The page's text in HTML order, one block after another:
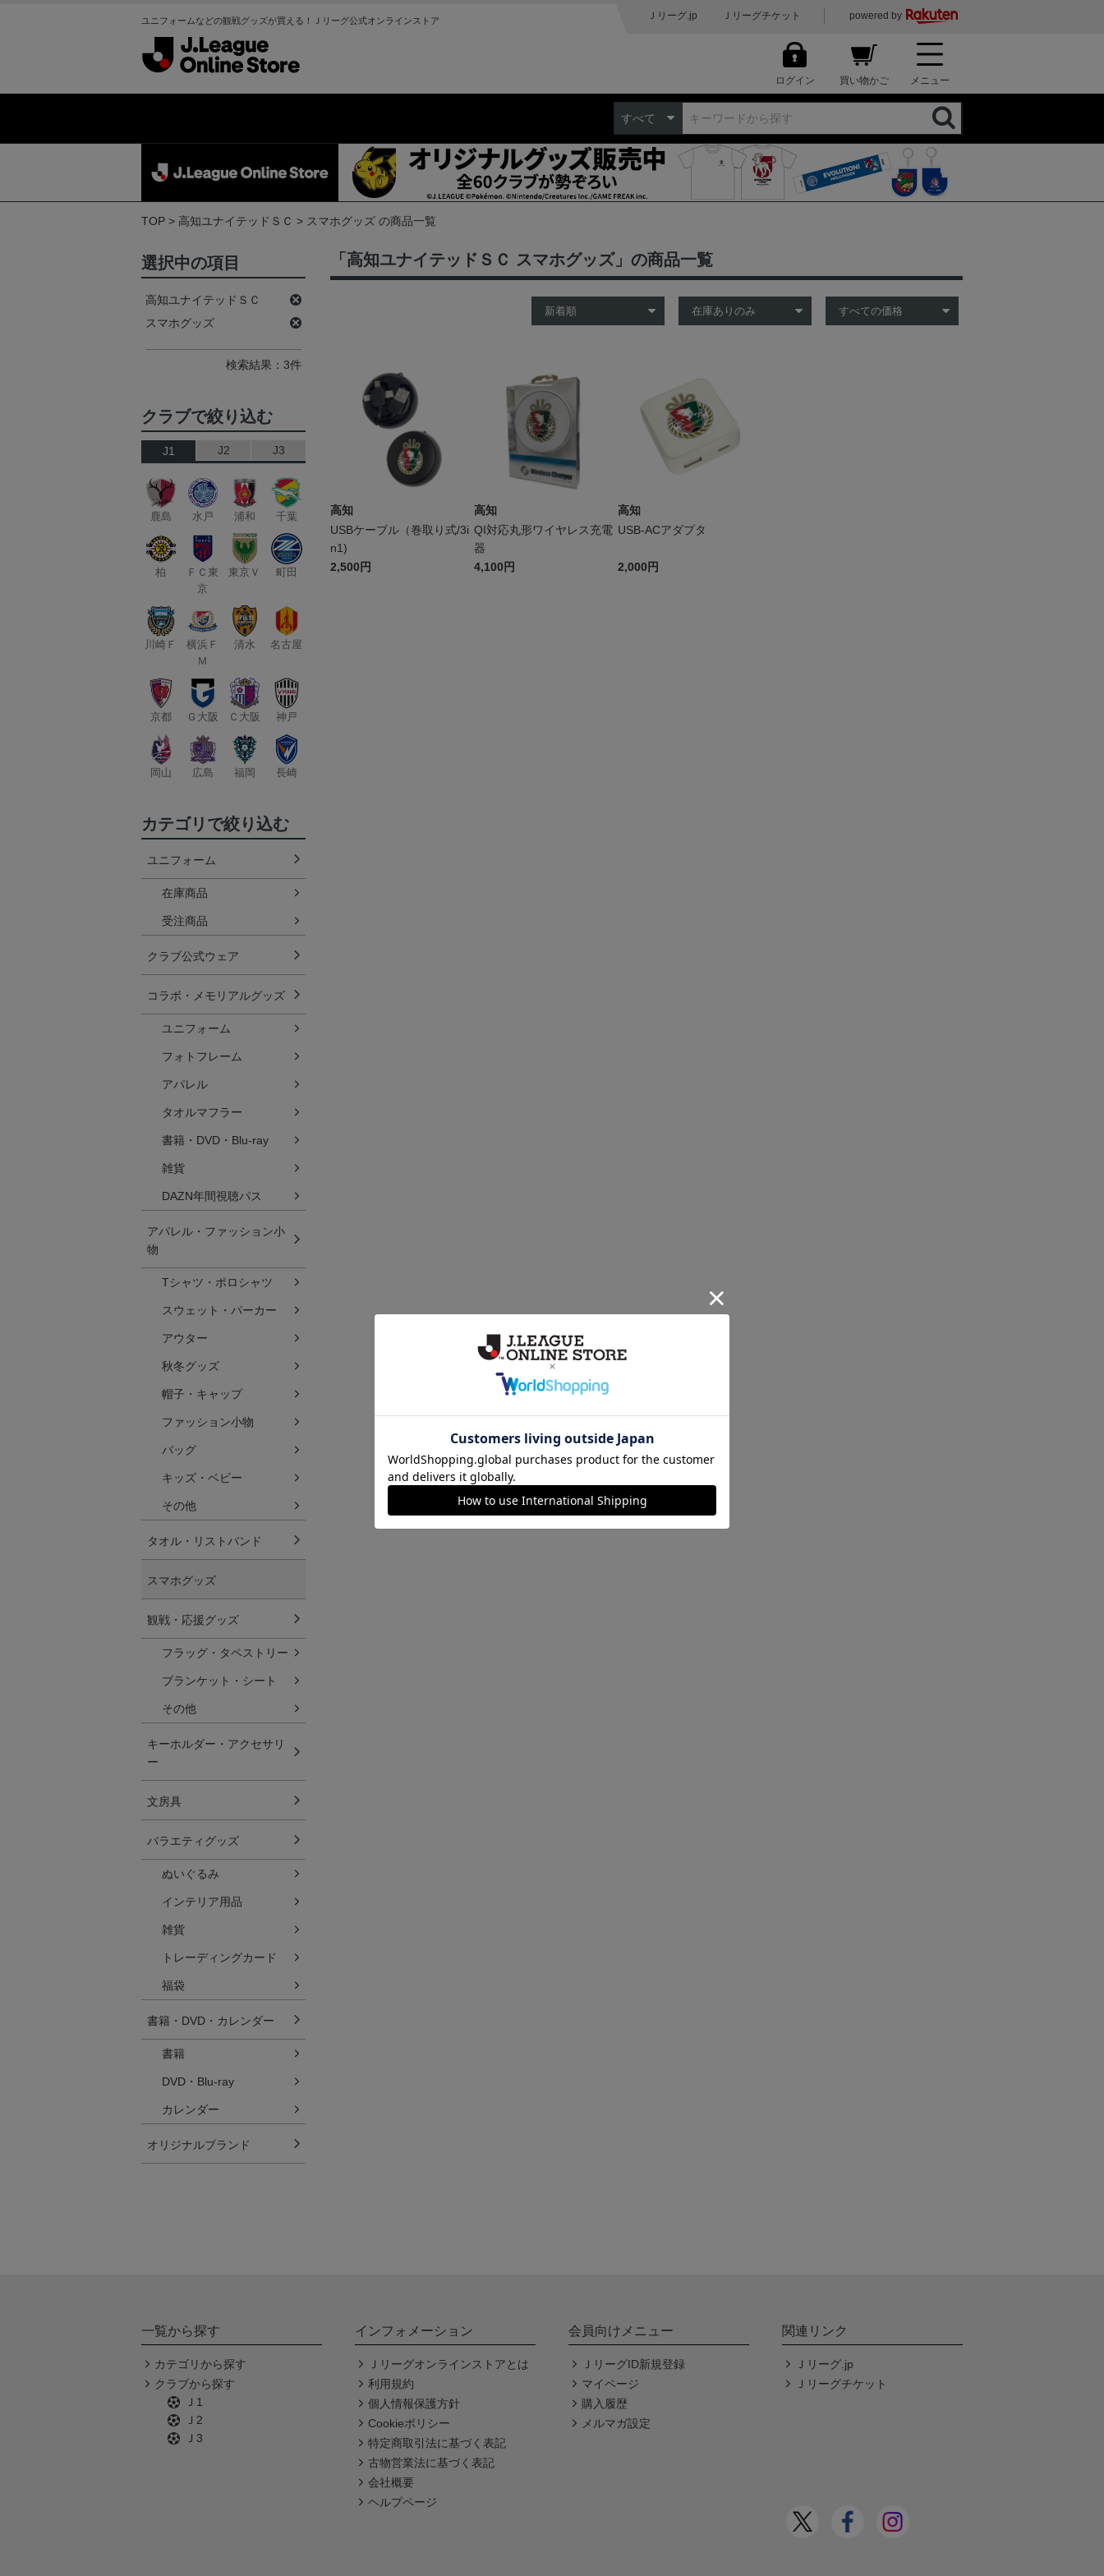
ユニフォームなどの観戦グッズが買える！Ｊリーグ公式オンラインストア Ｊリーグ.jp Ｊリーグチケット powered by
ログイン 買い物かご メニュー
すべて
TOP 高知ユナイテッドＳＣ スマホグッズ の商品一覧
「高知ユナイテッドＳＣ スマホグッズ」の商品一覧
高知
USBケーブル（巻取り式/3i
n1)
2,500円
高知
QI対応丸形ワイヤレス充電
器
4,100円
高知
USB-ACアダプタ
2,000円
選択中の項目
高知ユナイテッドＳＣ
スマホグッズ
検索結果：3件
クラブで絞り込む
J1 J2 J3
鹿島 水戸 浦和 千葉
柏
ＦＣ東
京
東京Ｖ 町田
川崎Ｆ
横浜Ｆ
Ｍ
清水 名古屋
京都 Ｇ大阪 Ｃ大阪 神戸
岡山 広島 福岡 長崎
カテゴリで絞り込む
ユニフォーム
在庫商品
受注商品
クラブ公式ウェア
コラボ・メモリアルグッズ
ユニフォーム
フォトフレーム
アパレル
タオルマフラー
書籍・DVD・Blu-ray
雑貨
DAZN年間視聴パス
アパレル・ファッション小
物
Tシャツ・ポロシャツ
スウェット・パーカー
アウター
秋冬グッズ
帽子・キャップ
ファッション小物
バッグ
キッズ・ベビー
その他
タオル・リストバンド
スマホグッズ
観戦・応援グッズ
フラッグ・タペストリー
ブランケット・シート
その他
キーホルダー・アクセサリ
ー
文房具
バラエティグッズ
ぬいぐるみ
インテリア用品
雑貨
トレーディングカード
福袋
書籍・DVD・カレンダー
書籍
DVD・Blu-ray
カレンダー
オリジナルブランド
一覧から探す
カテゴリから探す
クラブから探す
Ｊ1
Ｊ2
Ｊ3
インフォメーション
Ｊリーグオンラインストアとは
利用規約
個人情報保護方針
Cookieポリシー
特定商取引法に基づく表記
古物営業法に基づく表記
会社概要
ヘルプページ
会員向けメニュー
ＪリーグID新規登録
マイページ
購入履歴
メルマガ設定
関連リンク
Ｊリーグ.jp
Ｊリーグチケット